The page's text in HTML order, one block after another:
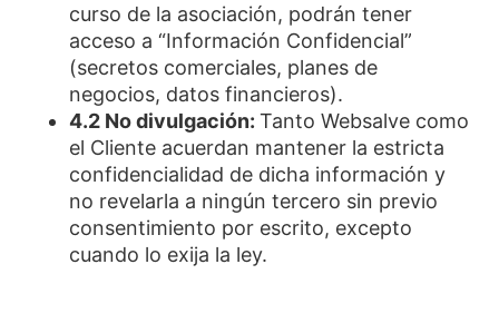
curso de la asociación, podrán tener
acceso a “Información Confidencial”
(secretos comerciales, planes de
negocios, datos financieros).
4.2 No divulgación:Tanto Websalve como
el Cliente acuerdan mantener la estricta
confidencialidad de dicha información y
no revelarla a ningún tercero sin previo
consentimiento por escrito, excepto
cuando lo exija la ley.